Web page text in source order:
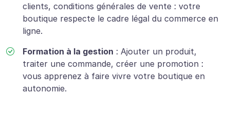
clients, conditions générales de vente : votre
boutique respecte le cadre légal du commerce en
ligne.
Formation à la gestion : Ajouter un produit,
traiter une commande, créer une promotion :
vous apprenez à faire vivre votre boutique en
autonomie.